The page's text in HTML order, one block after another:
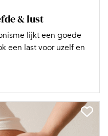
& lust
lijkt een goede
een last voor uzelf en